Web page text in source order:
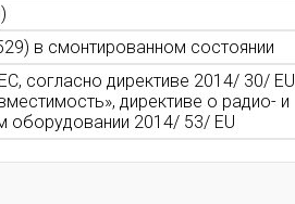
в смонтированном состоянии
согласно директиве 2014/ 30/ EU
директиве о радио- и
оборудовании 2014/ 53/ EU